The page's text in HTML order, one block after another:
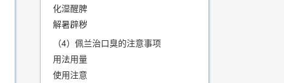
化湿醒脾
解暑辟秽
（4）佩兰治口臭的注意事项
用法用量
使用注意